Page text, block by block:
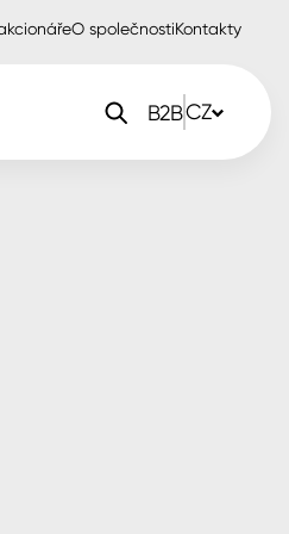
O společnostiKontakty
B2BCZ